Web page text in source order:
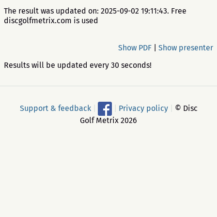
The result was updated on: 2025-09-02 19:11:43. Free
discgolfmetrix.com is used
Show presenter
Show PDF
Results will be updated every 30 seconds!
Support & feedback Privacy policy
© Disc
Golf Metrix 2026